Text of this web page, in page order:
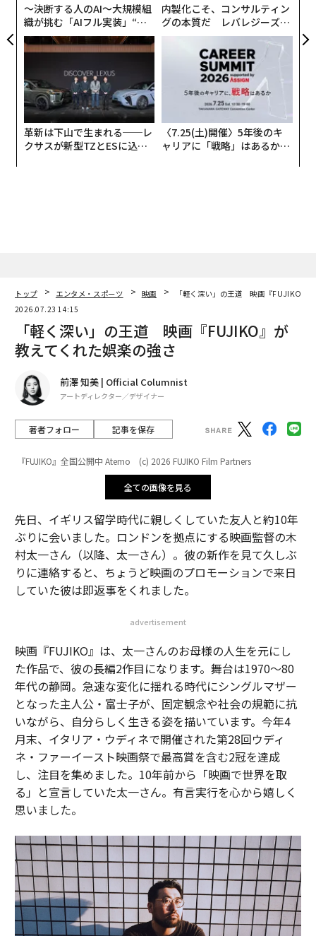
〜決断する人のAI〜大規模組
織が挑む「AIフル実装」“使
う”企業から“動く”企業へ【N
TTドコモビジネス×PwC】
内製化こそ、コンサルティン
グの本質だ レバレジーズが
実践する、次世代ファームの
革新は下山で生まれる──レ
クサスが新型TZとESに込め
〈7.25(土)開催〉5年後のキ
ャリアに「戦略」はあるか。
トップ エンタメ・スポーツ 映画
「軽く深い」の王道 映画『FUJIKO』
2026.07.23 14:15
「軽く深い」の王道 映画『FUJIKO』が
教えてくれた娯楽の強さ
前澤 知美 | Official Columnist
アートディレクター／デザイナー
著者フォロー 記事を保存
『FUJIKO』全国公開中 Atemo (c) 2026 FUJIKO Film Partners
全ての画像を見る
先日、イギリス留学時代に親しくしていた友人と約10年
ぶりに会いました。ロンドンを拠点にする映画監督の木
村太一さん（以降、太一さん）。彼の新作を見て久しぶ
りに連絡すると、ちょうど映画のプロモーションで来日
していた彼は即返事をくれました。
advertisement
映画『FUJIKO』は、太一さんのお母様の人生を元にし
た作品で、彼の長編2作目になります。舞台は1970～80
年代の静岡。急速な変化に揺れる時代にシングルマザー
となった主人公・富士子が、固定観念や社会の規範に抗
いながら、自分らしく生きる姿を描いています。今年4
月末、イタリア・ウディネで開催された第28回ウディ
ネ・ファーイースト映画祭で最高賞を含む2冠を達成
し、注目を集めました。10年前から「映画で世界を取
る」と宣言していた太一さん。有言実行を心から嬉しく
思いました。